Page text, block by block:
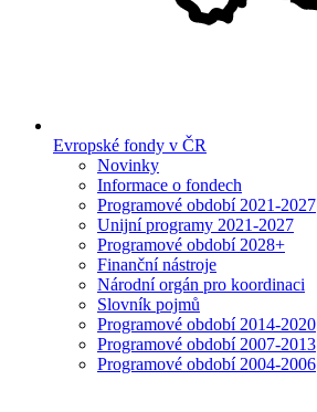
Evropské fondy v ČR
Novinky
Informace o fondech
Programové období 2021-2027
Unijní programy 2021-2027
Programové období 2028+
Finanční nástroje
Národní orgán pro koordinaci
Slovník pojmů
Programové období 2014-2020
Programové období 2007-2013
Programové období 2004-2006